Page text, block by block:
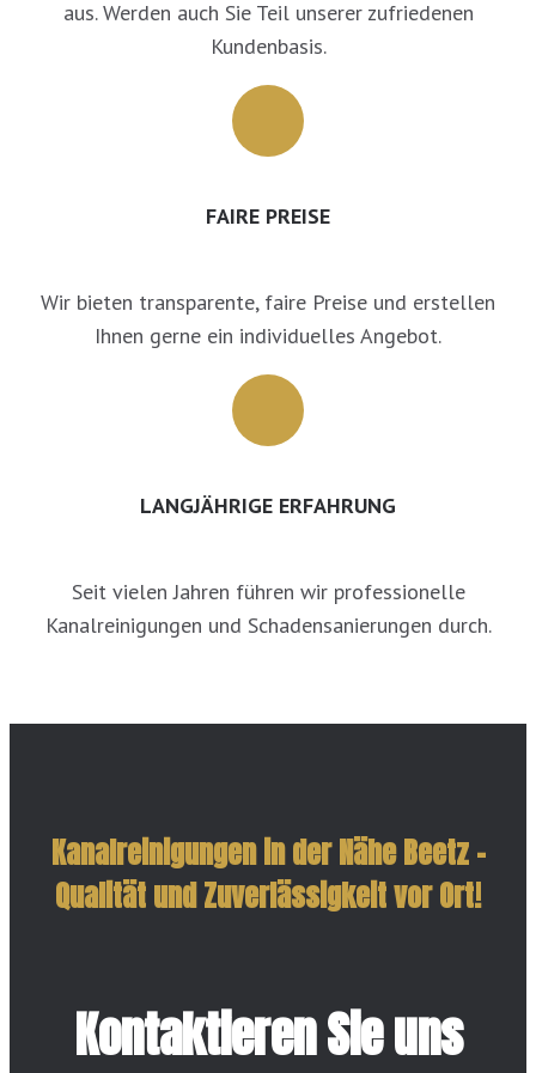
aus. Werden auch Sie Teil unserer zufriedenen
Kundenbasis.
FAIRE PREISE
Wir bieten transparente, faire Preise und erstellen
Ihnen gerne ein individuelles Angebot.
LANGJÄHRIGE ERFAHRUNG
Seit vielen Jahren führen wir professionelle
Kanalreinigungen und Schadensanierungen durch.
Kanalreinigungen in der Nähe Beetz –
Qualität und Zuverlässigkeit vor Ort!
Kontaktieren Sie uns